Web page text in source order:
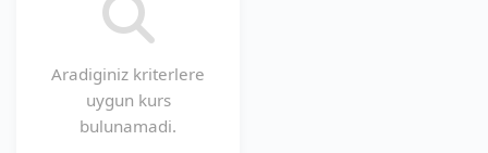
Aradiginiz kriterlere
uygun kurs
bulunamadi.